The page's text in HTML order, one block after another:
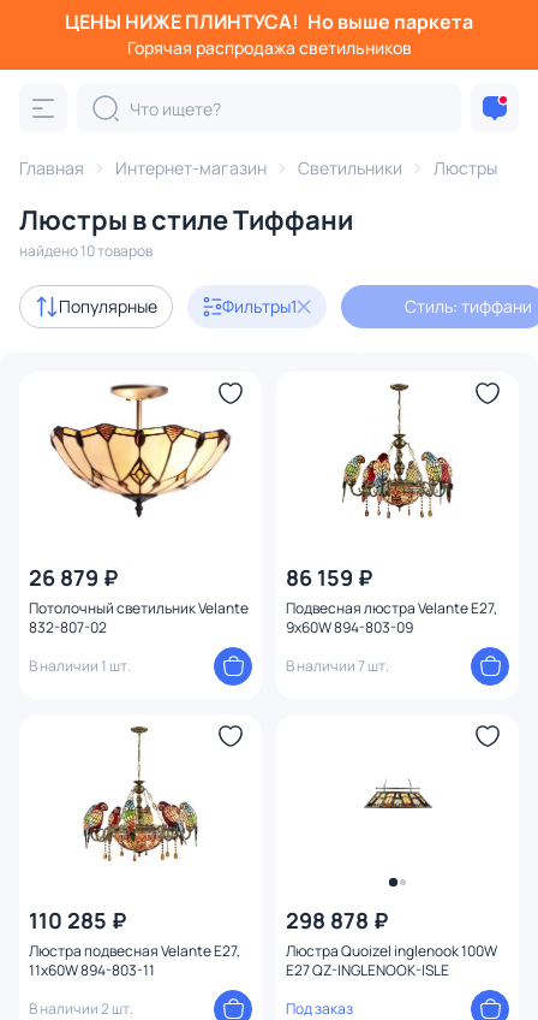
ЦЕНЫ НИЖЕ ПЛИНТУСА! Но выше паркета
Горячая распродажа светильников
Главная Интернет-магазин Светильники Люстры
Люстры в стиле Тиффани
найдено 10 товаров
Популярные Фильтры1 Стиль: тиффани
26 879 ₽
Потолочный светильник Velante
832-807-02
В наличии 1 шт.
86 159 ₽
Подвесная люстра Velante E27,
9x60W 894-803-09
В наличии 7 шт.
110 285 ₽
Люстра подвесная Velante E27,
11x60W 894-803-11
В наличии 2 шт.
298 878 ₽
Люстра Quoizel inglenook 100W
E27 QZ-INGLENOOK-ISLE
Под заказ
Фильтры
Категория:
подвесные потолочные светодиодные
В наличии 3
Цвет
Стиль 1
Материал
Цвет арматуры
Цвет плафона
Размер